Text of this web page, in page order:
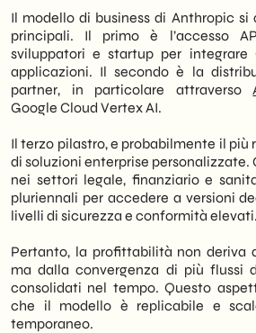
analizza cosa è cambiato, qual
immediato e quali mosse
opportuno considerare.
Il modello di business di Anthropic
principali. Il primo è l’accesso
sviluppatori e startup per integrare
applicazioni. Il secondo è la
partner, in particolare attraverso
Google Cloud Vertex AI.
Il terzo pilastro, e probabilmente il più
di soluzioni enterprise personalizzate.
nei settori legale, finanziario e
pluriennali per accedere a versioni
livelli di sicurezza e conformità elevati.
Pertanto, la profittabilità non deriva
ma dalla convergenza di più flussi
consolidati nel tempo. Questo
che il modello è replicabile e
temporaneo.